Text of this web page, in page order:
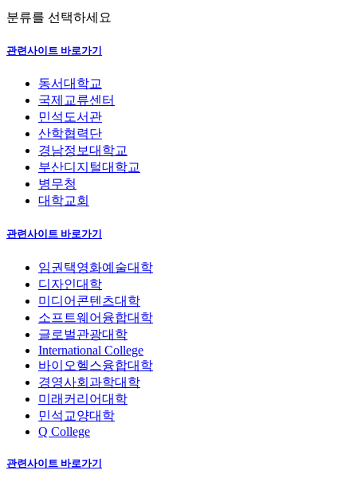
분류를 선택하세요
관련사이트 바로가기
동서대학교
국제교류센터
민석도서관
산학협력단
경남정보대학교
부산디지털대학교
병무청
대학교회
관련사이트 바로가기
임권택영화예술대학
디자인대학
미디어콘텐츠대학
소프트웨어융합대학
글로벌관광대학
International College
바이오헬스융합대학
경영사회과학대학
미래커리어대학
민석교양대학
Q College
관련사이트 바로가기